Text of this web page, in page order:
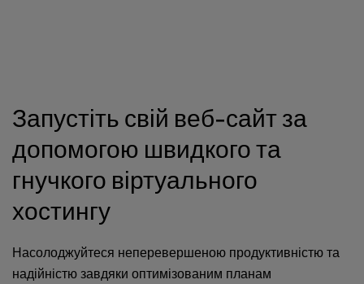
Запустіть свій веб-сайт за
допомогою швидкого та
гнучкого віртуального
хостингу
Насолоджуйтеся неперевершеною продуктивністю та
надійністю завдяки оптимізованим планам